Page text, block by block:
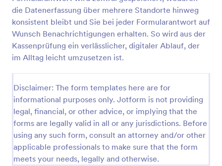
die Daten­erfassung über mehrere Standorte hinweg
konsistent bleibt und Sie bei jeder Formularantwort auf
Wunsch Benachrichtigungen erhalten. So wird aus der
Kassenprüfung ein verlässlicher, digitaler Ablauf, der
im Alltag leicht umzusetzen ist.
Disclaimer: The form templates here are for
informational purposes only. Jotform is not providing
legal, financial, or other advice, or implying that the
forms are legally valid in all or any jurisdictions. Before
using any such form, consult an attorney and/or other
applicable professionals to make sure that the form
meets your needs, legally and otherwise.
Go to Category:
Audit Formulare
Vorlage verwenden